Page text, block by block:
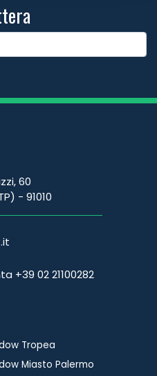
60
- 91010
+39 02 21100282
Tropea
Miasto Palermo